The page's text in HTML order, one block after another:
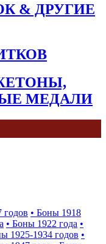
& ДРУГИЕ
МЕДАЛИ
годов • Боны 1918
• Боны 1922 года •
1925-1934 годов •